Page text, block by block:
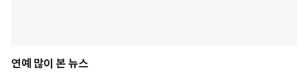
연예 많이 본 뉴스